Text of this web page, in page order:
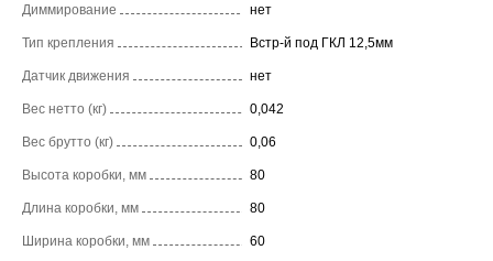
Диммирование нет
Тип крепления Встр-й под ГКЛ 12,5мм
Датчик движения нет
Вес нетто (кг) 0,042
Вес брутто (кг) 0,06
Высота коробки, мм 80
Длина коробки, мм 80
Ширина коробки, мм 60